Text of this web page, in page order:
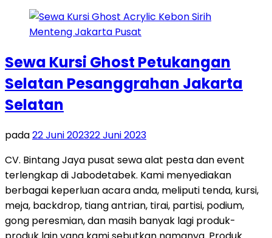
Sewa Kursi Ghost Petukangan
Selatan Pesanggrahan Jakarta
Selatan
pada22 Juni 202322 Juni 2023
CV. Bintang Jaya pusat sewa alat pesta dan event
terlengkap di Jabodetabek. Kami menyediakan
berbagai keperluan acara anda, meliputi tenda, kursi,
meja, backdrop, tiang antrian, tirai, partisi, podium,
gong peresmian, dan masih banyak lagi produk-